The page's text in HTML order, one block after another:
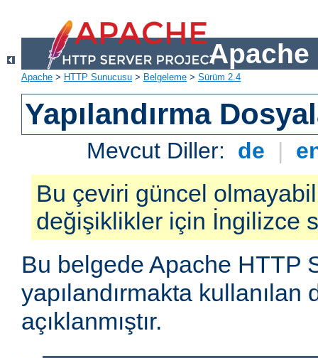
Apache
Apache > HTTP Sunucusu > Belgeleme > Sürüm 2.4
Yapılandırma
Mevcut Diller: de |
Bu çeviri güncel
değişiklikler için İngilizce
Bu belgede Apache HTTP
yapılandırmakta kullanılan
açıklanmıştır.